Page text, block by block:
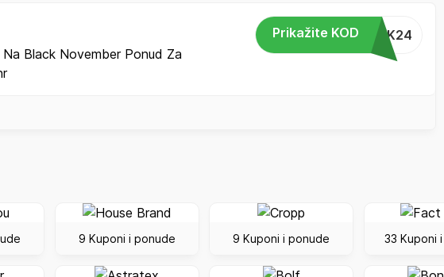
Black November Ponud Za
Prikažite KOD ...K24
9 Kuponi i ponude 9 Kuponi i ponude 33 Kuponi